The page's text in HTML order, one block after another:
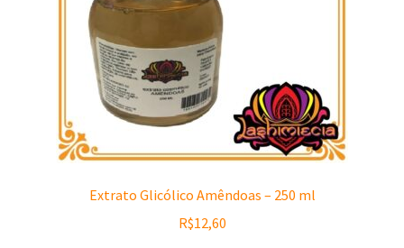
Extrato Glicólico Amêndoas – 250 ml
R$12,60